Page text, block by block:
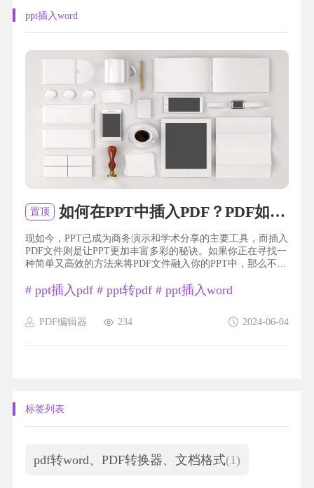
ppt插入word
置顶 如何在PPT中插入PDF？PDF如何插入PPT？
现如今，PPT已成为商务演示和学术分享的主要工具，而插入
PDF文件则是让PPT更加丰富多彩的秘诀。如果你正在寻找一
种简单又高效的方法来将PDF文件融入你的PPT中，那么不妨
可以轻松地在PPT中插入PDF，让你的演示更具吸引力和专业
们一起来探索吧！ppt插入pdf福昕PDF编辑器产品可以帮助
PDF编辑器 2024-06-04
234
# ppt插入pdf# ppt转pdf# ppt插入word
标签列表
pdf转word、PDF转换器、文档格式(1)